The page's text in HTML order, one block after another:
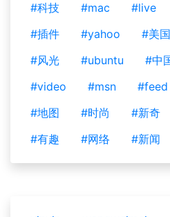
#科技
#mac #live
#插件
#yahoo #美国
#风光
#ubuntu #中
#video
#msn #feed
#地图
#时尚 #新奇
#有趣
#网络 #新闻